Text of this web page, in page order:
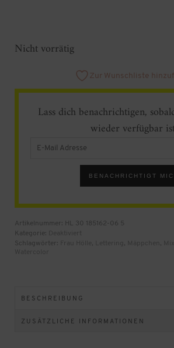
Nicht vorrätig
Zur Wunschliste
Lass dich benachrichtigen,
wieder verfügbar
your
waitlist
this
product
BENACHRICHTIGT
Artikelnummer: HL 30 185162-06 5
Kategorie:
Schlagwörter:
, , ,
BESCHREIBUNG
ZUSÄTZLICHE INFORMATIONEN